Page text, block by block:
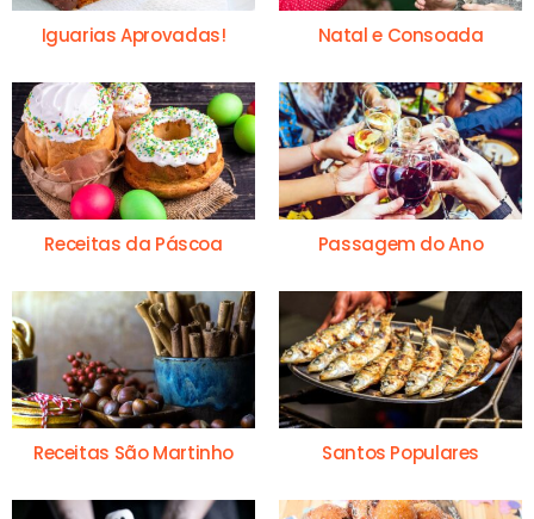
Iguarias Aprovadas! Natal e Consoada
Receitas da Páscoa Passagem do Ano
Receitas São Martinho Santos Populares